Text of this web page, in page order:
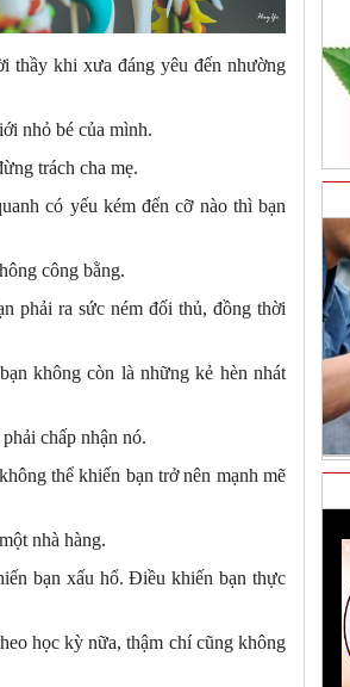
thầy khi xưa đáng yêu đến nhường
nhỏ bé của mình.
trách cha mẹ.
có yếu kém đến cỡ nào thì bạn
công bằng.
phải ra sức ném đối thủ, đồng thời
không còn là những kẻ hèn nhát
chấp nhận nó.
thể khiến bạn trở nên mạnh mẽ
nhà hàng.
bạn xấu hổ. Điều khiến bạn thực
học kỳ nữa, thậm chí cũng không